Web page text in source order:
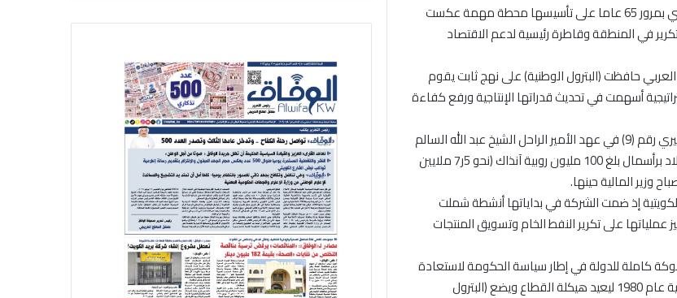
كونا – شكل احتفاء شركة البترول الوطنية الكويتية في أكتوبر الماضي بمرور 65 عاما على تأسيسها محطة مهمة عكست
في المنطقة وقاطرة رئيسية لدعم الاقتصاد
حافظت (البترول الوطنية) على نهج ثابت يقوم
أسهمت في تحديث قدراتها الإنتاجية ورفع كفاءة
وتعود بدايات الشركة إلى أكتوبر عام 1960 عندما صدر المرسوم الأميري رقم (9) في عهد الأمير الراحل الشيخ عبد الله السالم
الصباح – طيب الله ثراه – معلنا تأسيس أول شركة نفط وطنية في البلاد برأسمال بلغ 100 مليون روبية آنذاك (نحو 5ر7 ملايين
وزير المالية حينها.
إذ ضمت الشركة في بداياتها أنشطة شملت
عملياتها على تكرير النفط الخام وتسويق المنتجات
مملوكة كاملة للدولة في إطار سياسة الحكومة لاستعادة
السيطرة على ثرواتها النفطية ثم جاء تأسيس مؤسسة البترول الكويتية عام 1980 ليعيد هيكلة القطاع ويضع (البترول